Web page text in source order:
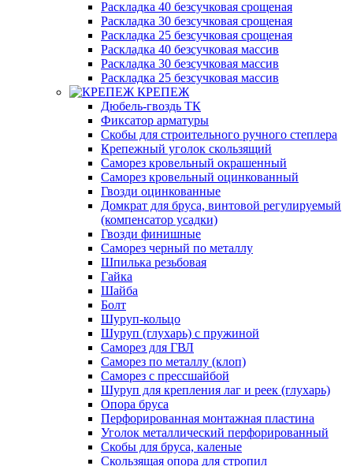
Раскладка 40 безсучковая срощеная
Раскладка 30 безсучковая срощеная
Раскладка 25 безсучковая срощеная
Раскладка 40 безсучковая массив
Раскладка 30 безсучковая массив
Раскладка 25 безсучковая массив
КРЕПЕЖ
Дюбель-гвоздь ТК
Фиксатор арматуры
Скобы для строительного ручного степлера
Крепежный уголок скользящий
Саморез кровельный окрашенный
Саморез кровельный оцинкованный
Гвозди оцинкованные
Домкрат для бруса, винтовой регулируемый
(компенсатор усадки)
Гвозди финишные
Саморез черный по металлу
Шпилька резьбовая
Гайка
Шайба
Болт
Шуруп-кольцо
Шуруп (глухарь) с пружиной
Саморез для ГВЛ
Саморез по металлу (клоп)
Саморез с прессшайбой
Шуруп для крепления лаг и реек (глухарь)
Опора бруса
Перфорированная монтажная пластина
Уголок металлический перфорированный
Скобы для бруса, каленые
Скользящая опора для стропил